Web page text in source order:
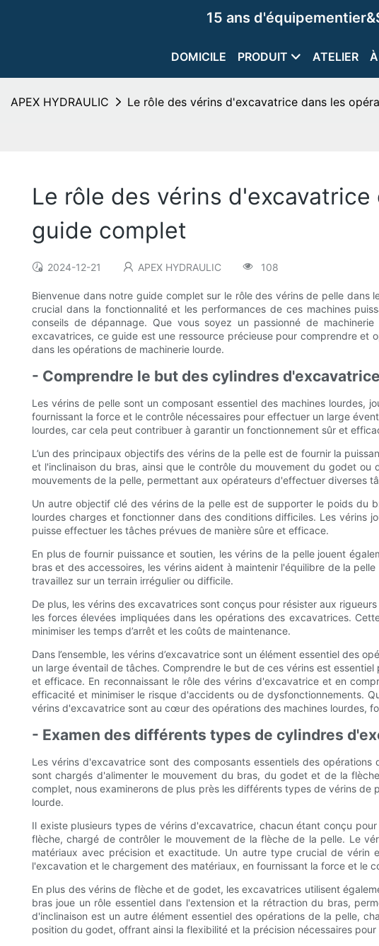
15 ans
DOMICILE PRODUIT ATELIER
APEX HYDRAULIC Le rôle des vérins d'excavatrice dans les
Le rôle des vérins
guide complet
2024-12-21 APEX HYDRAULIC 108
Bienvenue dans notre guide complet sur le rôle des vérins de pelle
crucial dans la fonctionnalité et les performances de ces machines
conseils de dépannage. Que vous soyez un passionné de
excavatrices, ce guide est une ressource précieuse pour comprendre et
dans les opérations de machinerie lourde.
- Comprendre le but des cylindres
Les vérins de pelle sont un composant essentiel des machines lourdes,
fournissant la force et le contrôle nécessaires pour effectuer un large
lourdes, car cela peut contribuer à garantir un fonctionnement sûr et
L’un des principaux objectifs des vérins de la pelle est de fournir la
et l'inclinaison du bras, ainsi que le contrôle du mouvement du godet
mouvements de la pelle, permettant aux opérateurs d'effectuer diverses
Un autre objectif clé des vérins de la pelle est de supporter le poids du
lourdes charges et fonctionner dans des conditions difficiles. Les vérins
puisse effectuer les tâches prévues de manière sûre et efficace.
En plus de fournir puissance et soutien, les vérins de la pelle jouent
bras et des accessoires, les vérins aident à maintenir l'équilibre de la
travaillez sur un terrain irrégulier ou difficile.
De plus, les vérins des excavatrices sont conçus pour résister aux
les forces élevées impliquées dans les opérations des excavatrices.
minimiser les temps d’arrêt et les coûts de maintenance.
Dans l’ensemble, les vérins d’excavatrice sont un élément essentiel des
un large éventail de tâches. Comprendre le but de ces vérins est
et efficace. En reconnaissant le rôle des vérins d'excavatrice et en
efficacité et minimiser le risque d'accidents ou de dysfonctionnements.
vérins d'excavatrice sont au cœur des opérations des machines lourdes,
- Examen des différents types de cylindres
Les vérins d'excavatrice sont des composants essentiels des
sont chargés d'alimenter le mouvement du bras, du godet et de la
complet, nous examinerons de plus près les différents types de vérins
lourde.
Il existe plusieurs types de vérins d'excavatrice, chacun étant conçu
flèche, chargé de contrôler le mouvement de la flèche de la pelle. Le
matériaux avec précision et exactitude. Un autre type crucial de
l'excavation et le chargement des matériaux, en fournissant la force et le
En plus des vérins de flèche et de godet, les excavatrices utilisent
bras joue un rôle essentiel dans l'extension et la rétraction du bras,
d'inclinaison est un autre élément essentiel des opérations de la pelle,
position du godet, offrant ainsi la flexibilité et la précision nécessaires